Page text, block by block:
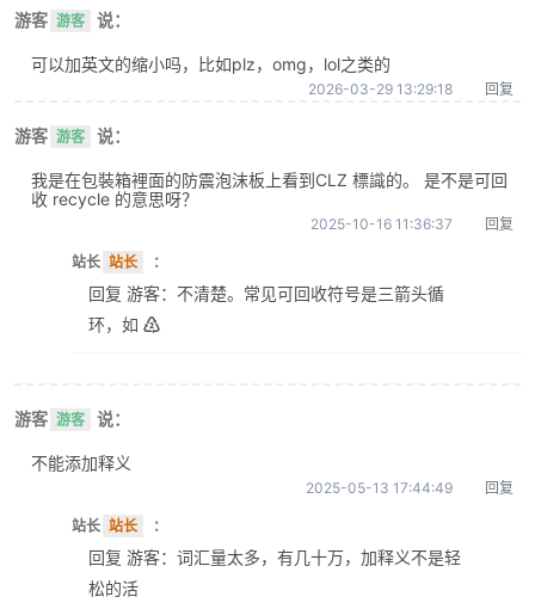
游客 游客 说：
可以加英文的缩小吗，比如plz，omg，lol之类的
2026-03-29 13:29:18 回复
游客 游客 说：
我是在包裝箱裡面的防震泡沫板上看到CLZ 標識的。 是不是可回
收 recycle 的意思呀？
2025-10-16 11:36:37 回复
站长 站长 ：
回复 游客：不清楚。常见可回收符号是三箭头循
环，如 ♴
游客 游客 说：
不能添加释义
2025-05-13 17:44:49 回复
站长 站长 ：
回复 游客：词汇量太多，有几十万，加释义不是轻
松的活